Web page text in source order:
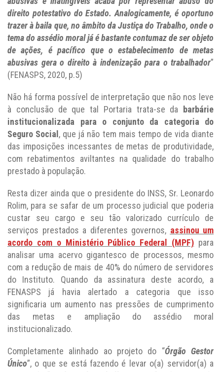
direito potestativo do Estado. Analogicamente, é oportuno
trazer à baila que, no âmbito da Justiça do Trabalho, onde o
tema do assédio moral já é bastante contumaz de ser objeto
de ações, é pacífico que o estabelecimento de metas
abusivas gera o direito à indenização para o trabalhador”
(FENASPS, 2020, p.5)
Não há forma possível de interpretação que não nos leve
à conclusão de que tal Portaria trata-se da
barbárie
institucionalizada para o conjunto da categoria do
Seguro Social , que já não tem mais tempo de vida diante
das imposições incessantes de metas de produtividade,
com rebatimentos aviltantes na qualidade do trabalho
prestado à população.
Resta dizer ainda que o presidente do INSS, Sr. Leonardo
Rolim, para se safar de um processo judicial que poderia
custar seu cargo e seu tão valorizado currículo de
serviços prestados a diferentes governos, assinou um
acordo com o Ministério Público Federal (MPF) para
analisar uma acervo gigantesco de processos, mesmo
com a redução de mais de 40% do número de servidores
do Instituto. Quando da assinatura deste acordo, a
FENASPS já havia alertado a categoria que isso
significaria um aumento nas pressões de cumprimento
das metas e ampliação do assédio moral
institucionalizado.
Completamente alinhado ao projeto do “Órgão Gestor
Único”, o que se está fazendo é levar o(a) servidor(a) a